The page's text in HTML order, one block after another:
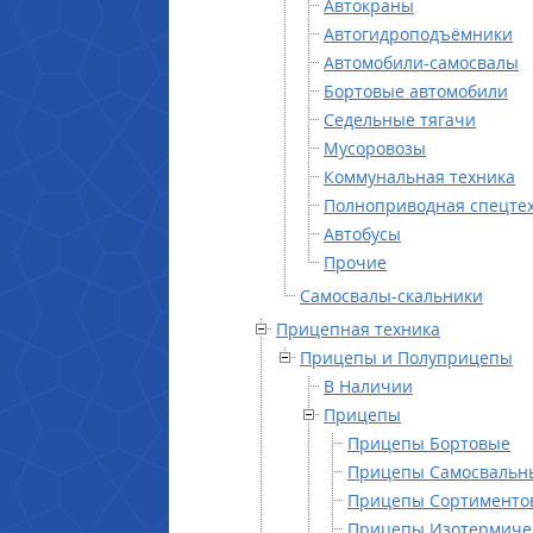
Автокраны
Автогидроподъёмники
Автомобили-самосвалы
Бортовые автомобили
Седельные тягачи
Мусоровозы
Коммунальная техника
Полноприводная
Автобусы
Прочие
Самосвалы-скальники
Прицепная техника
Прицепы и Полуприцепы
В Наличии
Прицепы
Прицепы Бортовые
Прицепы
Прицепы